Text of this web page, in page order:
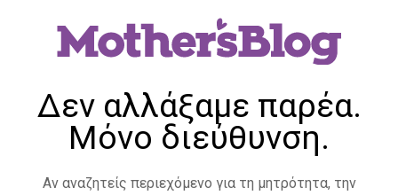
Δεν αλλάξαμε παρέα.
Μόνο διεύθυνση.
Αν αναζητείς περιεχόμενο για τη μητρότητα, την